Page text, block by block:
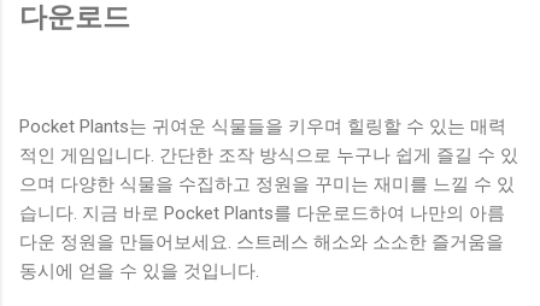
다운로드
Pocket Plants는 귀여운 식물들을 키우며 힐링할 수 있는 매력
적인 게임입니다. 간단한 조작 방식으로 누구나 쉽게 즐길 수 있
으며 다양한 식물을 수집하고 정원을 꾸미는 재미를 느낄 수 있
습니다. 지금 바로 Pocket Plants를 다운로드하여 나만의 아름
다운 정원을 만들어보세요. 스트레스 해소와 소소한 즐거움을
동시에 얻을 수 있을 것입니다.